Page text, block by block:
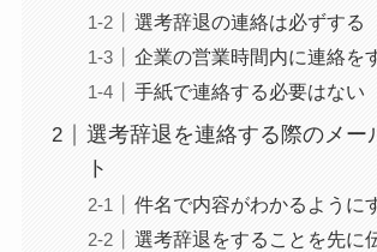
選考辞退の連絡は必ずする
企業の営業時間内に連絡を
手紙で連絡する必要はない
選考辞退を連絡する際のメー
ト
件名で内容がわかるように
選考辞退をすることを先に